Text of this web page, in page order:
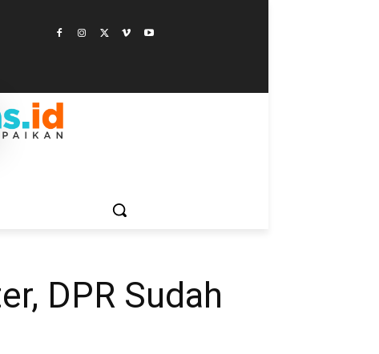
DPR Sudah